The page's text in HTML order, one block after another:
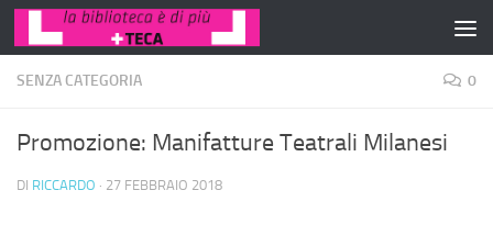
Salta al contenuto
SENZA CATEGORIA 0
Promozione: Manifatture Teatrali Milanesi
DI RICCARDO · 27 FEBBRAIO 2018